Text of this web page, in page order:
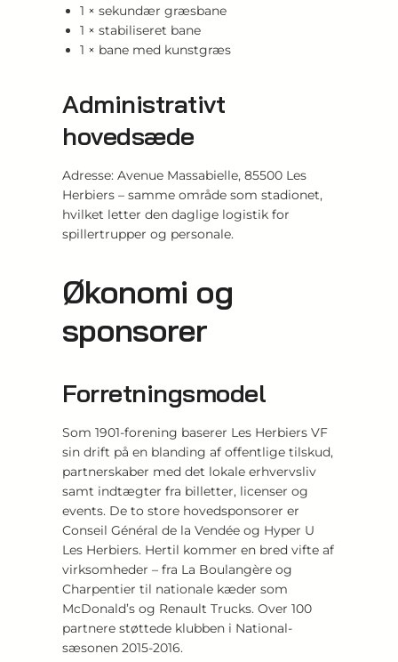
1 × sekundær græsbane
1 × stabiliseret bane
1 × bane med kunstgræs
Administrativt
hovedsæde
Adresse: Avenue Massabielle, 85500 Les
Herbiers – samme område som stadionet,
hvilket letter den daglige logistik for
spillertrupper og personale.
Økonomi og
sponsorer
Forretningsmodel
Som 1901-forening baserer Les Herbiers VF
sin drift på en blanding af offentlige tilskud,
partnerskaber med det lokale erhvervsliv
samt indtægter fra billetter, licenser og
events. De to store hovedsponsorer er
Conseil Général de la Vendée og Hyper U
Les Herbiers. Hertil kommer en bred vifte af
virksomheder – fra La Boulangère og
Charpentier til nationale kæder som
McDonald’s og Renault Trucks. Over 100
partnere støttede klubben i National-
sæsonen 2015-2016.